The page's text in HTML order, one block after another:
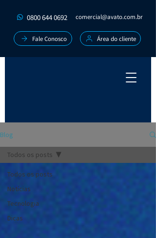
0800 644 0692 comercial@avato.com.br
Fale Conosco Área do cliente
Blog
Todos os posts
Notícias
Tecnologia
Dicas
Todos os posts